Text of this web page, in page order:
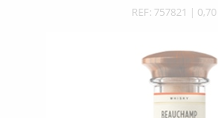
REF: 757821 | 0,70